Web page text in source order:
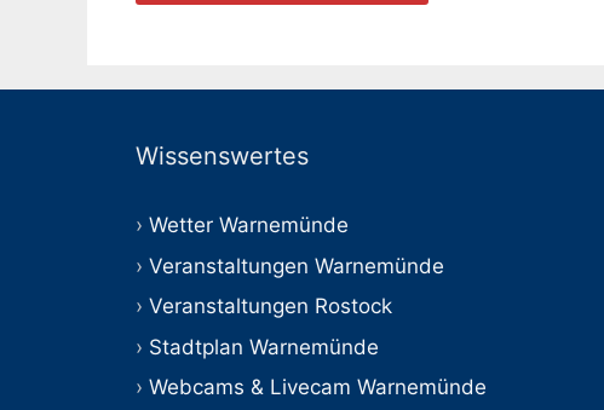
Wissenswertes
Wetter Warnemünde
Veranstaltungen Warnemünde
Veranstaltungen Rostock
Stadtplan Warnemünde
Webcams & Livecam Warnemünde